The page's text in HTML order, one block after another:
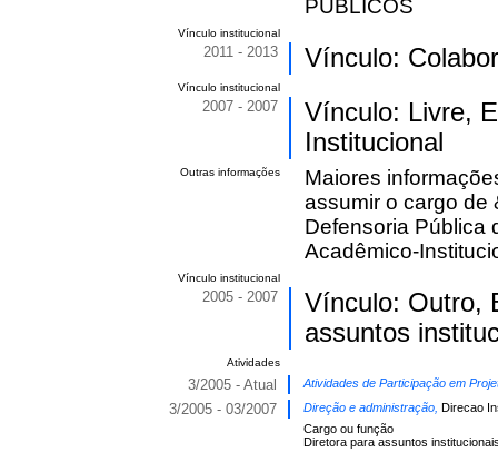
PÚBLICOS
Vínculo institucional
2011 - 2013 Vínculo:
Vínculo institucional
2007 - 2007
Vínculo: Livre,
Institucional
Outras informações
Maiores
assumir o cargo de
Defensoria Pública
Acadêmico-
Vínculo institucional
2005 - 2007
Vínculo: Outro,
assuntos
Atividades
3/2005 - Atual Atividades de Participação em
3/2005 - 03/2007 Direção e administração, Direcao
Cargo ou função
Diretora para assuntos